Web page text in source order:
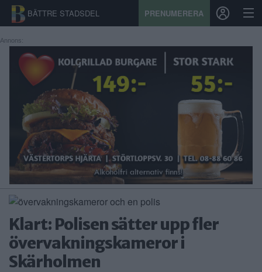
BÄTTRE STADSDEL PRENUMERERA
START
STADSDEL
PRENUMERATION
SPORT
ÅSIKTER
KALENDER
KONTAKT
SAMARBETEN
Annons:
Klart: Polisen sätter upp fler
övervakningskameror i
Skärholmen